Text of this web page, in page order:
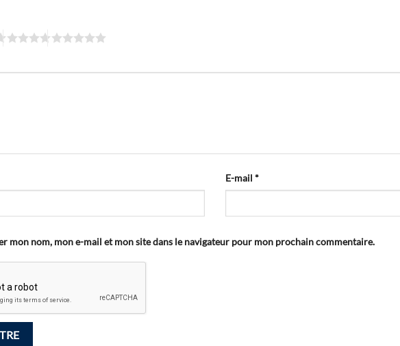
E-mail *
mon nom, mon e-mail et mon site dans le navigateur pour mon prochain commentaire.